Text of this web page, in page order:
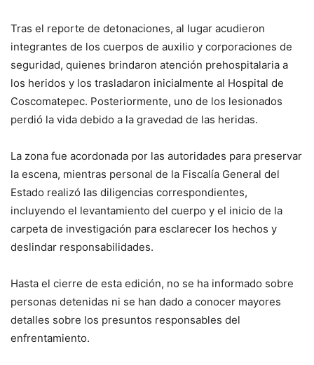
Tras el reporte de detonaciones, al lugar acudieron
integrantes de los cuerpos de auxilio y corporaciones de
seguridad, quienes brindaron atención prehospitalaria a
los heridos y los trasladaron inicialmente al Hospital de
Coscomatepec. Posteriormente, uno de los lesionados
perdió la vida debido a la gravedad de las heridas.
La zona fue acordonada por las autoridades para preservar
la escena, mientras personal de la Fiscalía General del
Estado realizó las diligencias correspondientes,
incluyendo el levantamiento del cuerpo y el inicio de la
carpeta de investigación para esclarecer los hechos y
deslindar responsabilidades.
Hasta el cierre de esta edición, no se ha informado sobre
personas detenidas ni se han dado a conocer mayores
detalles sobre los presuntos responsables del
enfrentamiento.